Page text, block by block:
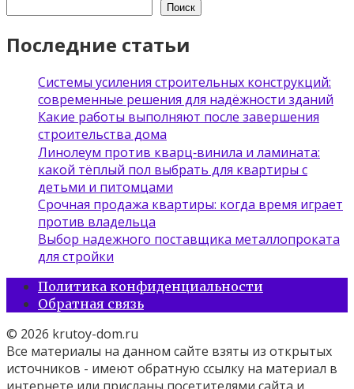
Поиск
Последние статьи
Системы усиления строительных конструкций:
современные решения для надёжности зданий
Какие работы выполняют после завершения
строительства дома
Линолеум против кварц‑винила и ламината:
какой тёплый пол выбрать для квартиры с
детьми и питомцами
Срочная продажа квартиры: когда время играет
против владельца
Выбор надежного поставщика металлопроката
для стройки
Политика конфиденциальности
Обратная связь
© 2026 krutoy-dom.ru
Все материалы на данном сайте взяты из открытых
источников - имеют обратную ссылку на материал в
интернете или присланы посетителями сайта и